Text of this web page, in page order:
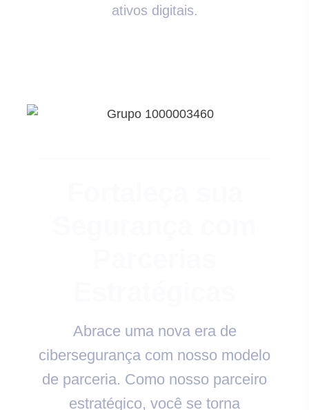
ativos digitais.
Abrace uma nova era de
cibersegurança com nosso modelo
de parceria. Como nosso parceiro
estratégico, você se torna